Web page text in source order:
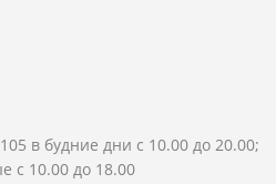
в будние дни с 10.00 до 20.00;
с 10.00 до 18.00